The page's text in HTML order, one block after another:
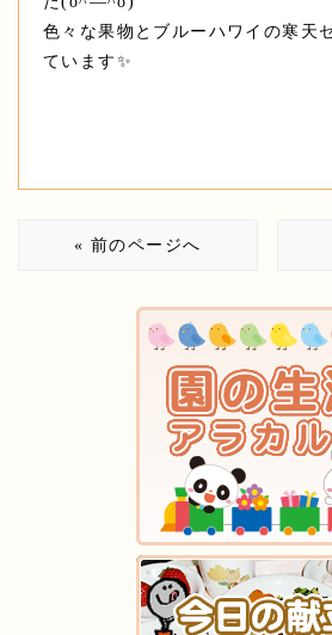
色々な果物とブルーハワイの寒天
ています✨
« 前のページへ